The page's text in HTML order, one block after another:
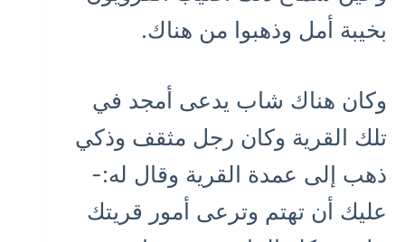
بخيبة أمل وذهبوا من هناك.
وكان هناك شاب يدعى أمجد في
تلك القرية وكان رجل مثقف وذكي
ذهب إلى عمدة القرية وقال له:-
عليك أن تهتم وترعى أمور قريتك